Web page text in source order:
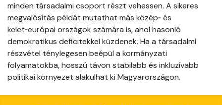
minden társadalmi csoport részt vehessen. A sikeres
megvalósítás példát mutathat más közép‑ és
kelet‑európai országok számára is, ahol hasonló
demokratikus deficitekkel küzdenek. Ha a társadalmi
részvétel ténylegesen beépül a kormányzati
folyamatokba, hosszú távon stabilabb és inkluzívabb
politikai környezet alakulhat ki Magyarországon.